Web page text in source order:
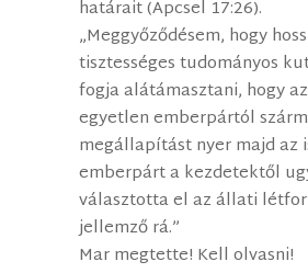
határait (Apcsel 17:26).
„Meggyőződésem, hogy
tisztességes tudományos
fogja alátámasztani, hogy
egyetlen emberpártól
megállapítást nyer majd az
emberpárt a kezdetektől
választotta el az állati
jellemző rá.”
Mar megtette! Kell olvasni!